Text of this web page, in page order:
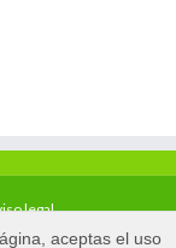
legal
aceptas el uso